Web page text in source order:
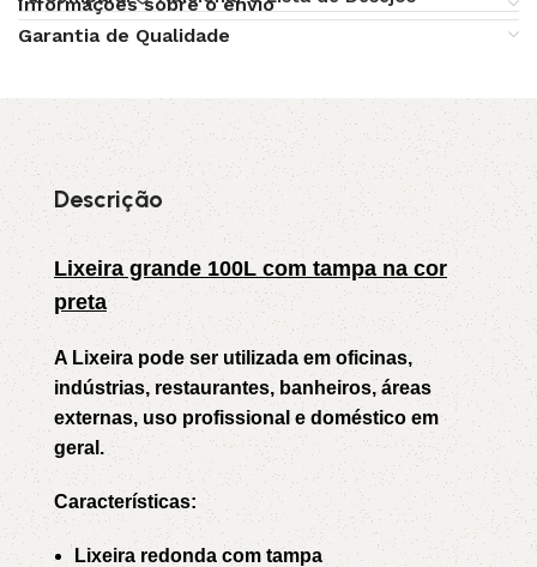
Garantia de Qualidade
Descrição
Lixeira grande 100L com tampa na cor
preta
A Lixeira pode ser utilizada em oficinas,
indústrias, restaurantes, banheiros, áreas
externas, uso profissional e doméstico em
geral.
Características:
Lixeira redonda com tampa